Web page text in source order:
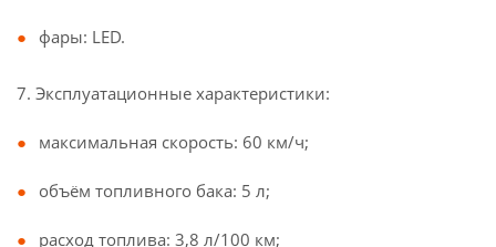
фары: LED.
7. Эксплуатационные характеристики:
максимальная скорость: 60 км/ч;
объём топливного бака: 5 л;
расход топлива: 3,8 л/100 км;